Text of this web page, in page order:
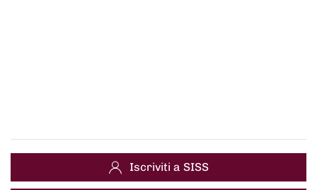
Iscriviti a SISS